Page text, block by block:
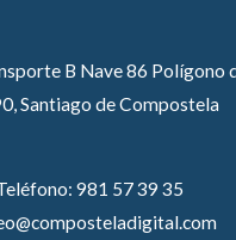
B Nave 86 Polígono
Santiago de Compostela
981 57 39 35